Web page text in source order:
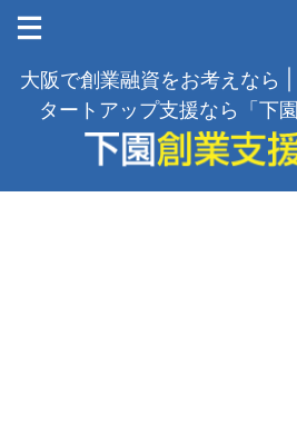
大阪で創業融資をお考えなら
タートアップ支援なら「下